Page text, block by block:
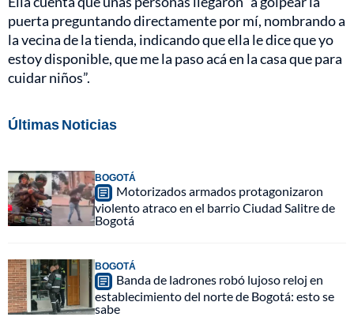
puerta preguntando directamente por mí, nombrando a
la vecina de la tienda, indicando que ella le dice que yo
estoy disponible, que me la paso acá en la casa que para
cuidar niños”.
Últimas Noticias
BOGOTÁ
Motorizados armados protagonizaron
violento atraco en el barrio Ciudad Salitre de
Bogotá
BOGOTÁ
Banda de ladrones robó lujoso reloj en
establecimiento del norte de Bogotá: esto se
sabe